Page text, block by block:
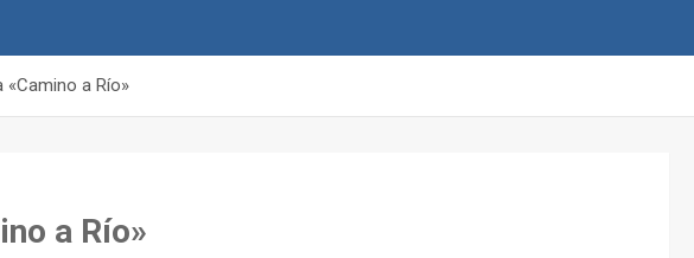
«Camino a Río»
a Río»